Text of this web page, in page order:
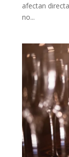
afectan
no...